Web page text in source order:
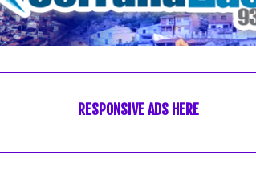
RESPONSIVE ADS HERE